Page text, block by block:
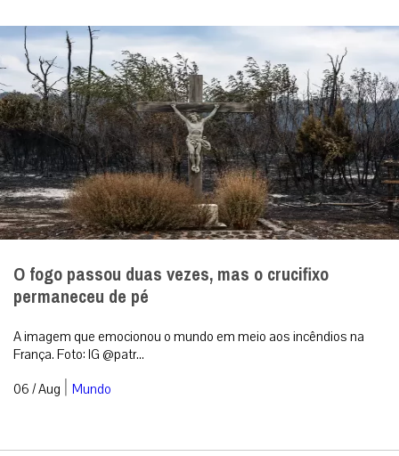
O fogo passou duas vezes, mas o crucifixo
permaneceu de pé
A imagem que emocionou o mundo em meio aos incêndios na
França. Foto: IG @patr...
06 / Aug | Mundo